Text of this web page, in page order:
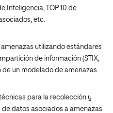
Inteligencia, TOP 10 de
etc.
amenazas utilizando estándares
de información (STIX,
de un modelado de amenazas.
para la recolección y
datos asociados a amenazas